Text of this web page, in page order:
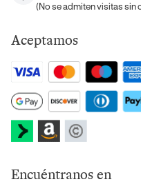
(No se admiten visitas sin
Aceptamos
Encuéntranos en